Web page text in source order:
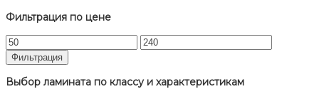
Фильтрация по цене
Фильтрация
Выбор ламината по классу и характеристикам